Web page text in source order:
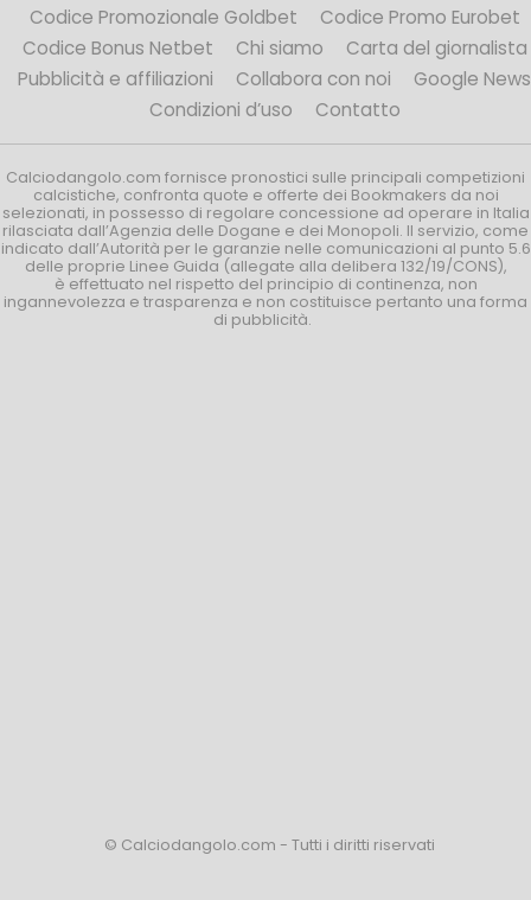
Codice Promozionale Goldbet
Codice Promo Eurobet
Codice Bonus Netbet
Chi siamo
Carta del giornalista
Pubblicità e affiliazioni
Collabora con noi
Google News
Condizioni d’uso
Contatto
Calciodangolo.com fornisce pronostici sulle principali competizioni
calcistiche, confronta quote e offerte dei Bookmakers da noi
selezionati, in possesso di regolare concessione ad operare in Italia
rilasciata dall’Agenzia delle Dogane e dei Monopoli. Il servizio, come
indicato dall’Autorità per le garanzie nelle comunicazioni al punto 5.6
delle proprie Linee Guida (allegate alla delibera 132/19/CONS),
è effettuato nel rispetto del principio di continenza, non
ingannevolezza e trasparenza e non costituisce pertanto una forma
di pubblicità.
© Calciodangolo.com - Tutti i diritti riservati